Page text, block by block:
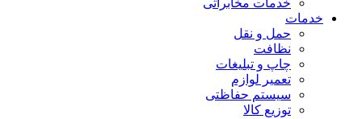
خدمات مخابراتی
خدمات
حمل و نقل
نظافت
چاپ و تبلیغات
تعمیر لوازم
سیستم حفاظتی
توزیع کالا